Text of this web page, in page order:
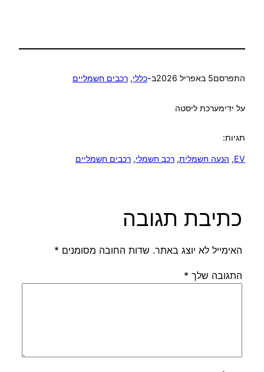
התפרסם5 באפריל 2026 ב-כללי, רכבים חשמליים
על ידימערכת ליסטה
תגיות:
EV
, הנעה חשמלית, רכב חשמלי, רכבים חשמליים
כתיבת תגובה
האימייל לא יוצג באתר. שדות החובה מסומנים *
התגובה שלך *